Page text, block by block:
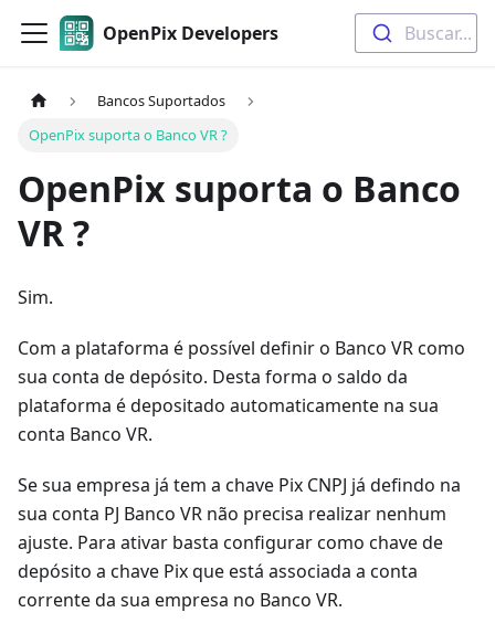
OpenPix Developers Buscar...
Bancos Suportados
OpenPix suporta o Banco VR ?
OpenPix suporta o Banco
VR ?
Sim.
Com a plataforma é possível definir o Banco VR como
sua conta de depósito. Desta forma o saldo da
plataforma é depositado automaticamente na sua
conta Banco VR.
Se sua empresa já tem a chave Pix CNPJ já defindo na
sua conta PJ Banco VR não precisa realizar nenhum
ajuste. Para ativar basta configurar como chave de
depósito a chave Pix que está associada a conta
corrente da sua empresa no Banco VR.